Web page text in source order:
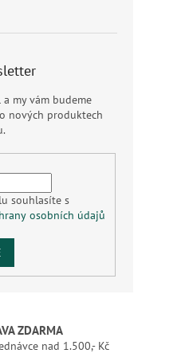
my vám budeme
nových produktech
souhlasíte s
osobních údajů
ZDARMA
nad 1.500,- Kč